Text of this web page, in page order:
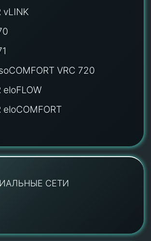
vLINK
VRC 720
eloFLOW
eloCOMFORT
СЕТИ